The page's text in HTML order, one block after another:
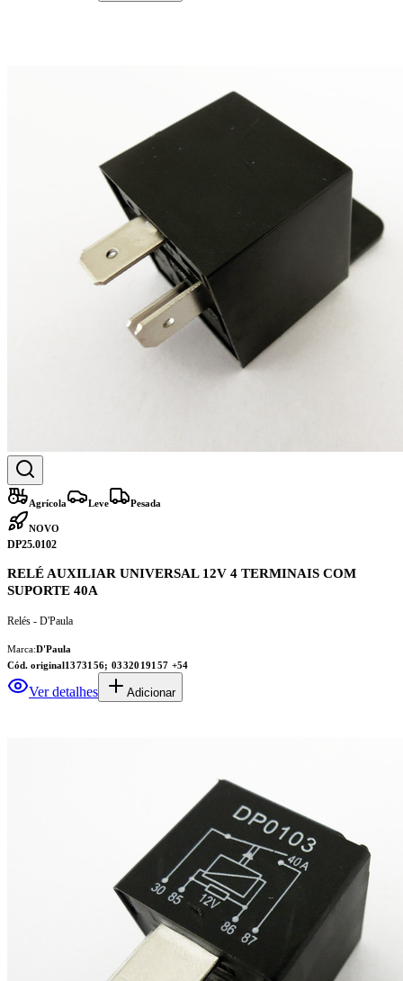
Agrícola Leve Pesada
NOVO
DP25.0102
RELÉ AUXILIAR UNIVERSAL 12V 4 TERMINAIS COM
SUPORTE 40A
Relés - D'Paula
Marca:D'Paula
Cód. original1373156; 0332019157 +54
Ver detalhes Adicionar